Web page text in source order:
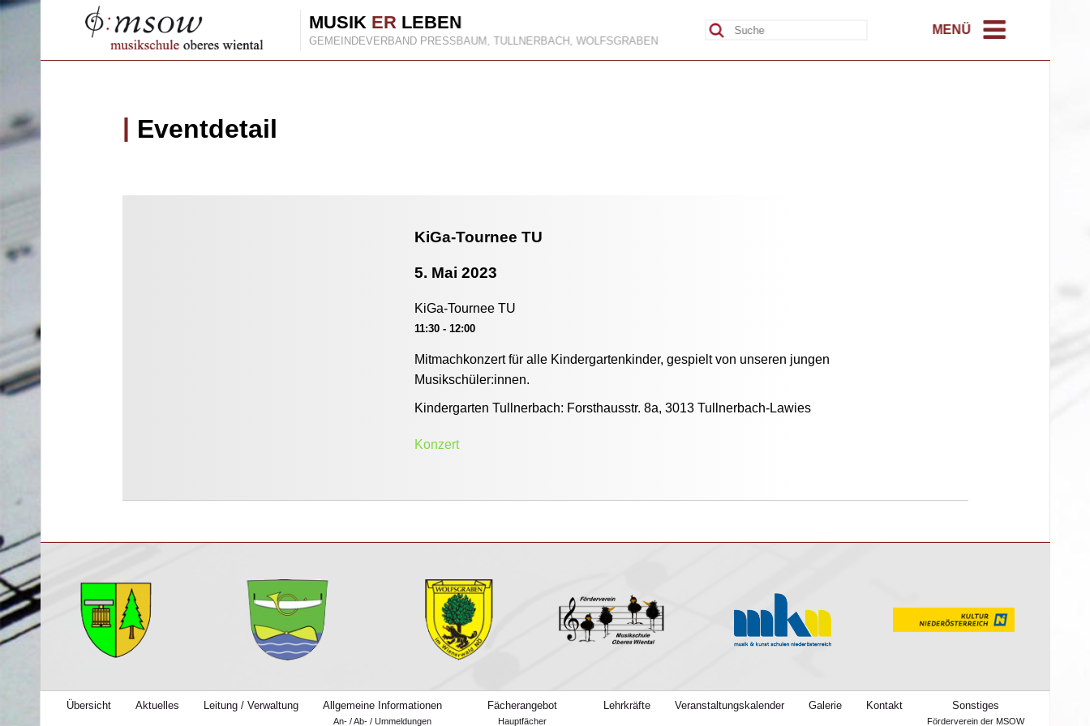
MUSIK ER LEBEN
GEMEINDEVERBAND PRESSBAUM, TULLNERBACH, WOLFSGRABEN
MENÜ
Eventdetail
KiGa-Tournee TU
5. Mai 2023
KiGa-Tournee TU
11:30 - 12:00
Mitmachkonzert für alle Kindergartenkinder, gespielt von unseren jungen
Musikschüler:innen.
Kindergarten Tullnerbach: Forsthausstr. 8a, 3013 Tullnerbach-Lawies
Konzert
Übersicht Aktuelles Leitung / Verwaltung Allgemeine Informationen
An- / Ab- / Ummeldungen
Fächerangebot
Hauptfächer
Lehrkräfte Veranstaltungskalender Galerie Kontakt Sonstiges
Förderverein der MSOW